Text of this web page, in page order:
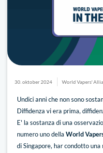
30. oktober 2024 World Vapers'
Undici anni che non sono
Diffidenza vi era prima,
E' la sostanza di una
numero uno della World
di Singapore, har condotto